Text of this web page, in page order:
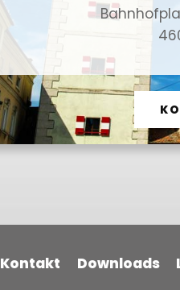
Kontakt Downloads